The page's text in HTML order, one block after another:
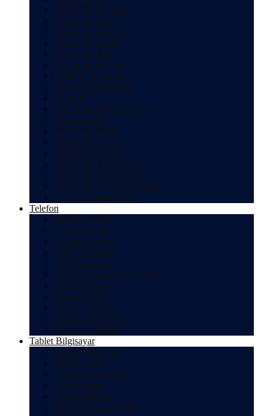
Notebook Adaptör
Notebook Batarya
Notebook Menteşe
Notebook Ekran
Notebook Fan
Notebook Dc Jack
Bağlantı Kabloları
Wirelles Ethernet Ağ
İnvertör
Notebook Dvd - Blu Ray
Florasan Led
Flex Data Kablo
Power Switch Tuş
Notebook Speaker
Notebook Ekran Kartı
Notebook Çerçeve Bezel
Notebook Alt Servis Kapak
Notebook Bios Pilleri
Telefon
Akıllı Telefon
Cep Telefonu
Arızalı Telefon
Telefon Anakart
Telefon Ekran
Telefon Dokunmatik Lens
Telefon Batarya
Telefon Kasa
Telefon Soketler
Kulaklık Mikrofon
Telefon Adaptör
Tablet Bilgisayar
Tablet Bilgisayar
Tablet Ekran
Tablet Dokunmatik
Tablet Kasa
Tablet Adaptör
Tablet Bağlantı Kablo